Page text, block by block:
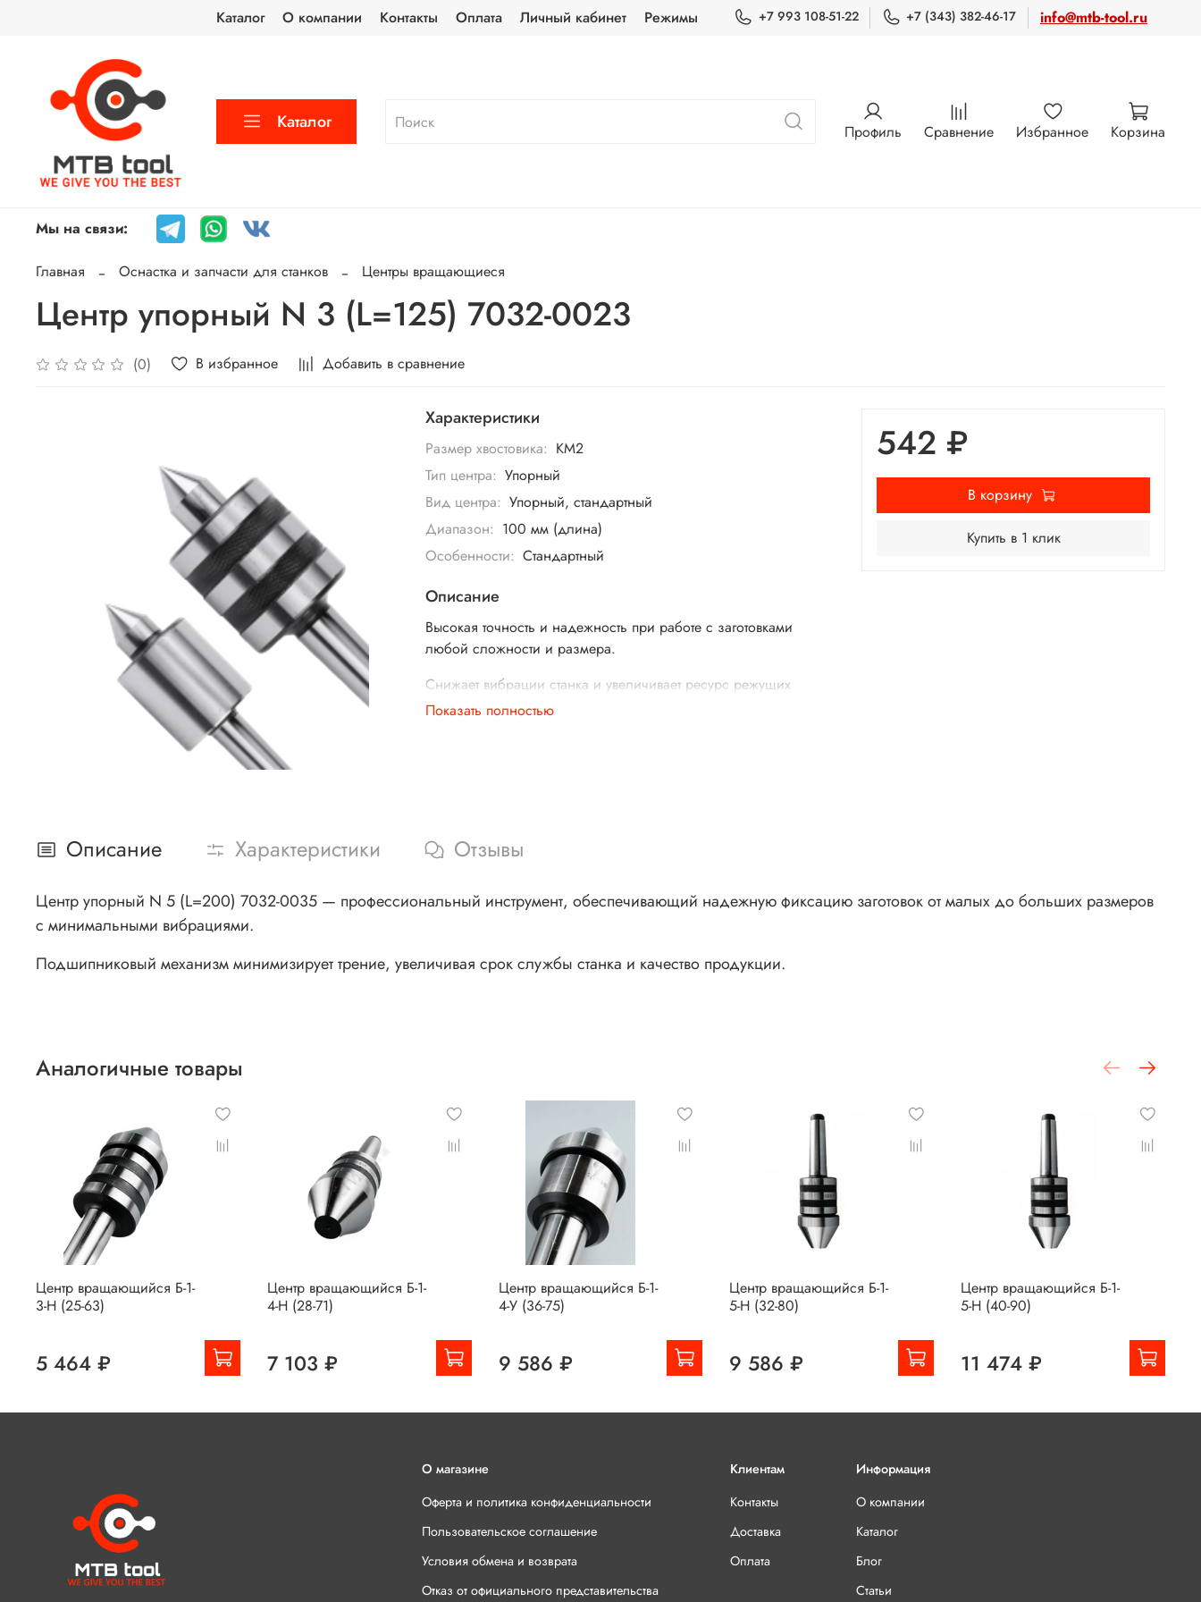
Каталог О компании Контакты Оплата Личный кабинет Режимы +7 993 108-51-22 +7 (343) 382-46-17 info@mtb-tool.ru
Каталог Профиль Сравнение Избранное Корзина
Мы на связи:
Главная Оснастка и запчасти для станков Центры вращающиеся
Центр упорный N 3 (L=125) 7032-0023
(0) В избранное Добавить в сравнение
Характеристики
Размер хвостовика: КМ2
Тип центра: Упорный
Вид центра: Упорный, стандартный
Диапазон: 100 мм (длина)
Особенности: Стандартный
Описание
Высокая точность и надежность при работе с заготовками
любой сложности и размера.
Снижает вибрации станка и увеличивает ресурс режущих
инструментов.
Показать полностью
542 ₽
В корзину
Купить в 1 клик
Описание Характеристики Отзывы
Центр упорный N 5 (L=200) 7032-0035 — профессиональный инструмент, обеспечивающий надежную фиксацию заготовок от малых до больших размеров
с минимальными вибрациями.
Подшипниковый механизм минимизирует трение, увеличивая срок службы станка и качество продукции.
Аналогичные товары
Центр вращающийся Б-1-
3-Н (25-63)
5 464 ₽
Центр вращающийся Б-1-
4-Н (28-71)
7 103 ₽
Центр вращающийся Б-1-
4-У (36-75)
9 586 ₽
Центр вращающийся Б-1-
5-Н (32-80)
9 586 ₽
Центр вращающийся Б-1-
5-Н (40-90)
11 474 ₽
О магазине
Оферта и политика конфиденциальности
Пользовательское соглашение
Условия обмена и возврата
Отказ от официального представительства
Клиентам
Контакты
Доставка
Оплата
Информация
О компании
Каталог
Блог
Статьи